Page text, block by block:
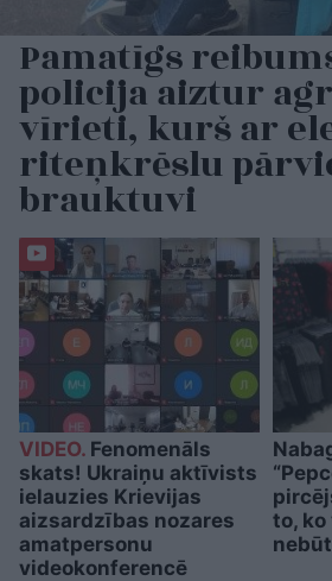
Pamatīgs
policija aiztur
vīrieti, kurš ar
riteņkrēslu
brauktuvi
VIDEO. Fenomenāls
skats! Ukraiņu aktīvists
ielauzies Krievijas
aizsardzības nozares
amatpersonu
videokonferencē
to,